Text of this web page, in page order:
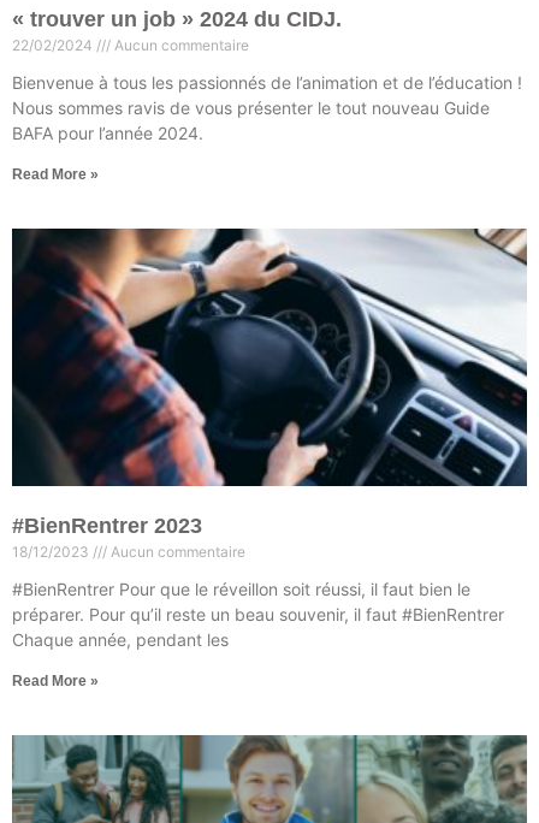
« trouver un job » 2024 du CIDJ.
22/02/2024 Aucun commentaire
Bienvenue à tous les passionnés de l’animation et de l’éducation !
Nous sommes ravis de vous présenter le tout nouveau Guide
BAFA pour l’année 2024.
Read More »
#BienRentrer 2023
18/12/2023 Aucun commentaire
#BienRentrer Pour que le réveillon soit réussi, il faut bien le
préparer. Pour qu’il reste un beau souvenir, il faut #BienRentrer
Chaque année, pendant les
Read More »